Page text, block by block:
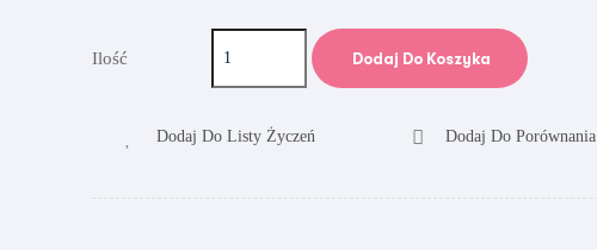
Ilość Dodaj Do Koszyka
Dodaj Do Listy Życzeń Dodaj Do Porównania